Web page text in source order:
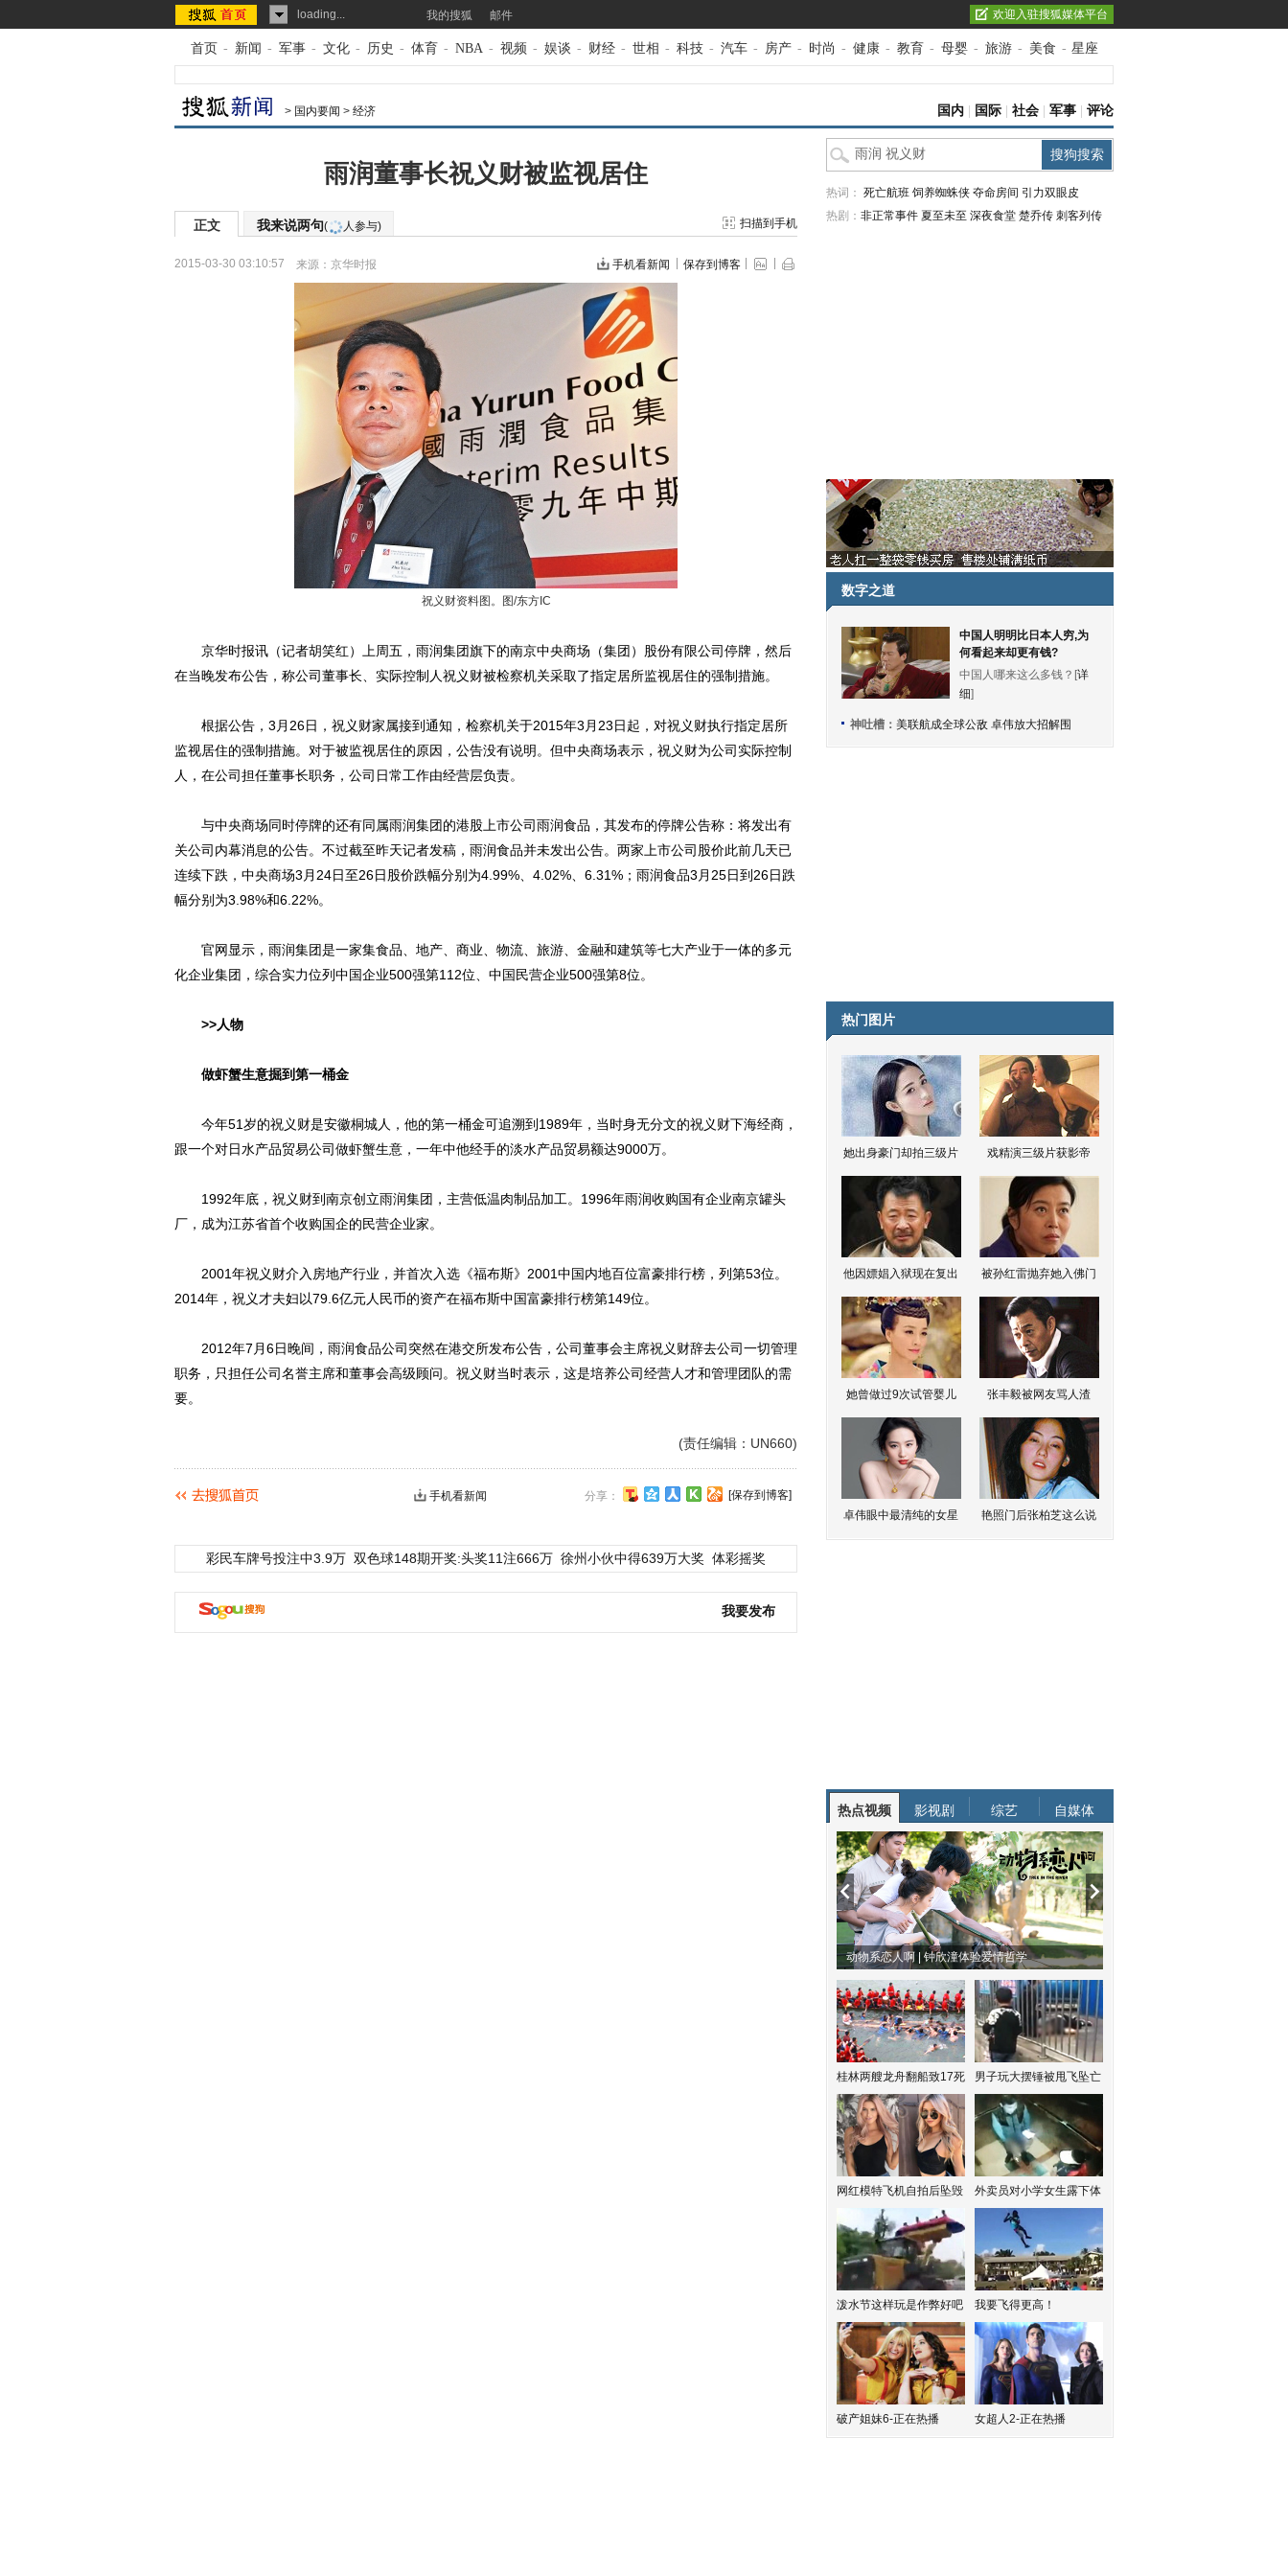
loading... 我的搜狐 邮件 欢迎入驻搜狐媒体平台
首页 - 新闻 - 军事 - 文化 - 历史 - 体育 - NBA - 视频 - 娱谈 - 财经 - 世相 - 科技 - 汽车 - 房产 - 时尚 - 健康 - 教育 - 母婴 - 旅游 - 美食 - 星座
> 国内要闻 > 经济 国内 国际 社会 军事 评论
雨润董事长祝义财被监视居住
正文 我来说两句( 人参与) 扫描到手机
2015-03-30 03:10:57 来源： 京华时报 手机看新闻 保存到博客
祝义财资料图。图/东方IC
京华时报讯（记者胡笑红）上周五，雨润集团旗下的南京中央商场（集团）股份有限公司停牌，然后
在当晚发布公告，称公司董事长、实际控制人祝义财被检察机关采取了指定居所监视居住的强制措施。
根据公告，3月26日，祝义财家属接到通知，检察机关于2015年3月23日起，对祝义财执行指定居所
监视居住的强制措施。对于被监视居住的原因，公告没有说明。但中央商场表示，祝义财为公司实际控制
人，在公司担任董事长职务，公司日常工作由经营层负责。
与中央商场同时停牌的还有同属雨润集团的港股上市公司雨润食品，其发布的停牌公告称：将发出有
关公司内幕消息的公告。不过截至昨天记者发稿，雨润食品并未发出公告。两家上市公司股价此前几天已
连续下跌，中央商场3月24日至26日股价跌幅分别为4.99%、4.02%、6.31%；雨润食品3月25日到26日跌
幅分别为3.98%和6.22%。
官网显示，雨润集团是一家集食品、地产、商业、物流、旅游、金融和建筑等七大产业于一体的多元
化企业集团，综合实力位列中国企业500强第112位、中国民营企业500强第8位。
>>人物
做虾蟹生意掘到第一桶金
今年51岁的祝义财是安徽桐城人，他的第一桶金可追溯到1989年，当时身无分文的祝义财下海经商，
跟一个对日水产品贸易公司做虾蟹生意，一年中他经手的淡水产品贸易额达9000万。
1992年底，祝义财到南京创立雨润集团，主营低温肉制品加工。1996年雨润收购国有企业南京罐头
厂，成为江苏省首个收购国企的民营企业家。
2001年祝义财介入房地产行业，并首次入选《福布斯》2001中国内地百位富豪排行榜，列第53位。
2014年，祝义才夫妇以79.6亿元人民币的资产在福布斯中国富豪排行榜第149位。
2012年7月6日晚间，雨润食品公司突然在港交所发布公告，公司董事会主席祝义财辞去公司一切管理
职务，只担任公司名誉主席和董事会高级顾问。祝义财当时表示，这是培养公司经营人才和管理团队的需
要。
(责任编辑：UN660)
分享： [保存到博客]
手机看新闻
彩民车牌号投注中3.9万 双色球148期开奖:头奖11注666万 徐州小伙中得639万大奖 体彩摇奖
我要发布
热词： 死亡航班 饲养蜘蛛侠 夺命房间 引力双眼皮
热剧： 非正常事件 夏至未至 深夜食堂 楚乔传 刺客列传
数字之道
中国人明明比日本人穷,为
何看起来却更有钱?
中国人哪来这么多钱？[详
细]
神吐槽： 美联航成全球公敌 卓伟放大招解围
热门图片
她出身豪门却拍三级片 戏精演三级片获影帝
他因嫖娼入狱现在复出 被孙红雷抛弃她入佛门
她曾做过9次试管婴儿 张丰毅被网友骂人渣
卓伟眼中最清纯的女星 艳照门后张柏芝这么说
热点视频 影视剧 综艺 自媒体
动物系恋人啊 | 钟欣潼体验爱情哲学
桂林两艘龙舟翻船致17死 男子玩大摆锤被甩飞坠亡
网红模特飞机自拍后坠毁 外卖员对小学女生露下体
泼水节这样玩是作弊好吧 我要飞得更高！
破产姐妹6-正在热播 女超人2-正在热播